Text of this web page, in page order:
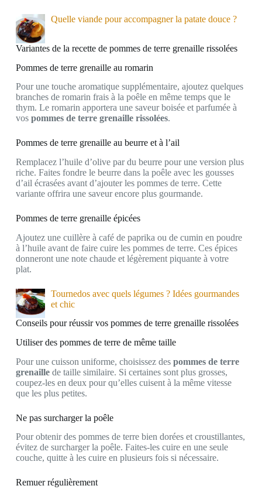
Quelle viande pour accompagner la patate douce ?
Variantes de la recette de pommes de terre grenaille rissolées
Pommes de terre grenaille au romarin
Pour une touche aromatique supplémentaire, ajoutez quelques
branches de romarin frais à la poêle en même temps que le
thym. Le romarin apportera une saveur boisée et parfumée à
vos pommes de terre grenaille rissolées.
Pommes de terre grenaille au beurre et à l’ail
Remplacez l’huile d’olive par du beurre pour une version plus
riche. Faites fondre le beurre dans la poêle avec les gousses
d’ail écrasées avant d’ajouter les pommes de terre. Cette
variante offrira une saveur encore plus gourmande.
Pommes de terre grenaille épicées
Ajoutez une cuillère à café de paprika ou de cumin en poudre
à l’huile avant de faire cuire les pommes de terre. Ces épices
donneront une note chaude et légèrement piquante à votre
plat.
Tournedos avec quels légumes ? Idées gourmandes
et chic
Conseils pour réussir vos pommes de terre grenaille rissolées
Utiliser des pommes de terre de même taille
Pour une cuisson uniforme, choisissez des pommes de terre
grenaillede taille similaire. Si certaines sont plus grosses,
coupez-les en deux pour qu’elles cuisent à la même vitesse
que les plus petites.
Ne pas surcharger la poêle
Pour obtenir des pommes de terre bien dorées et croustillantes,
évitez de surcharger la poêle. Faites-les cuire en une seule
couche, quitte à les cuire en plusieurs fois si nécessaire.
Remuer régulièrement